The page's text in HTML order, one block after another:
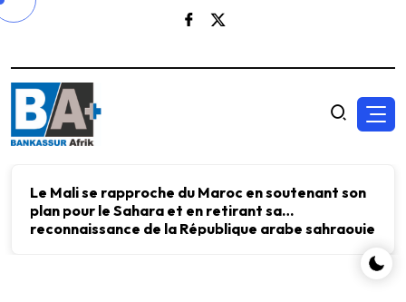
Le Mali se rapproche du Maroc en soutenant son
plan pour le Sahara et en retirant sa
reconnaissance de la République arabe sahraouie